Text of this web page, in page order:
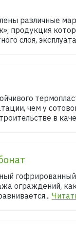
различные
продукция
слоя,
чем у
в
ограждений,